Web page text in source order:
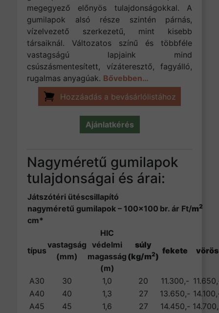
megegyező előnyös tulajdonságokkal. A
gumilapok alsó része szintén párnás,
vízelvezető szerkezetű, mint kisebb
társaiknál. Változatos színű és többféle
vastagságú lapjaink mind
csúszásmentesített, vízáteresztő, fagyálló,
rugalmas anyagúak. Bővebben…
Hozzáadás a bevásárlólistához
Ajánlatkérés
Nagyméretű gumilapok
tulajdonságai és árai:
Játszótéri ütéscsillapító
nagyméretű gumilapok – 100×100
cm*
br. ár Ft/m2
típus
vastagság
(mm)
HIC
védelmi
magasság
(m)
súly
(kg/m2)
fekete vörös
A30 30 1,0 20 11.300,-
A40
40 1,3 27 13.650,-
A45
45 1,6 27 14.450,-